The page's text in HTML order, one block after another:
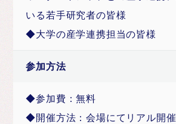
いる若手研究者の皆様
◆大学の産学連携担当の皆様
参加方法
◆参加費：無料
◆開催方法：会場にてリアル開催